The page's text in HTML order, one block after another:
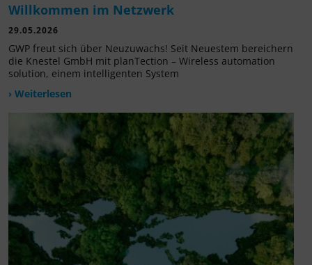
Willkommen im Netzwerk
29.05.2026
GWP freut sich über Neuzuwachs! Seit Neuestem bereichern
die Knestel GmbH mit planTection – Wireless automation
solution, einem intelligenten System
› Weiterlesen